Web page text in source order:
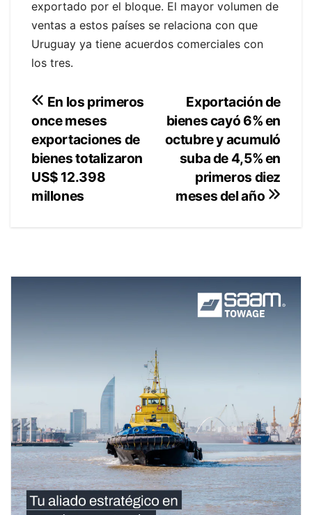
exportado por el bloque. El mayor volumen de
ventas a estos países se relaciona con que
Uruguay ya tiene acuerdos comerciales con
los tres.
Navegación
de
entradas
Exportación de
bienes cayó 6% en
octubre y acumuló
suba de 4,5% en
primeros diez
meses del año
En los primeros
once meses
exportaciones de
bienes totalizaron
US$ 12.398
millones